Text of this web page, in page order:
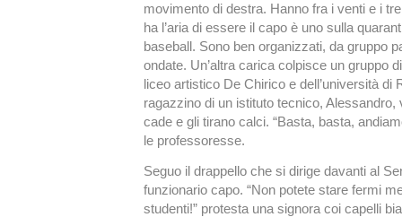
movimento di destra. Hanno fra i venti e i
ha l’aria di essere il capo è uno sulla
baseball. Sono ben organizzati, da gruppo
ondate. Un’altra carica colpisce un gruppo
liceo artistico De Chirico e dell’università di
ragazzino di un istituto tecnico, Alessandro,
cade e gli tirano calci. “Basta, basta,
le professoresse.
Seguo il drappello che si dirige davanti al
funzionario capo. “Non potete stare fermi
studenti!” protesta una signora coi capelli